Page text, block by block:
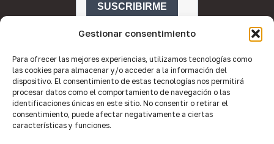
Gestionar consentimiento
Para ofrecer las mejores experiencias, utilizamos tecnologías como
las cookies para almacenar y/o acceder a la información del
dispositivo. El consentimiento de estas tecnologías nos permitirá
procesar datos como el comportamiento de navegación o las
identificaciones únicas en este sitio. No consentir o retirar el
consentimiento, puede afectar negativamente a ciertas
características y funciones.